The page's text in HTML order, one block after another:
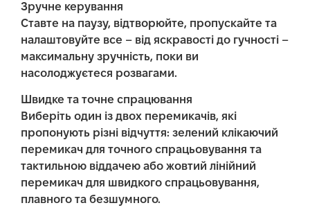
Зручне керування
Ставте на паузу, відтворюйте, пропускайте та
налаштовуйте все – від яскравості до гучності –
максимальну зручність, поки ви
насолоджуєтеся розвагами.
Швидке та точне спрацювання
Виберіть один із двох перемикачів, які
пропонують різні відчуття: зелений клікаючий
перемикач для точного спрацьовування та
тактильною віддачею або жовтий лінійний
перемикач для швидкого спрацьовування,
плавного та безшумного.